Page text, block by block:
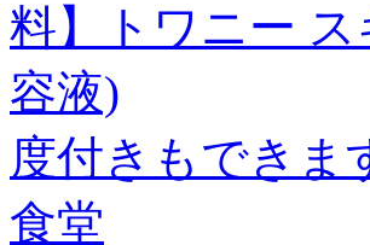
料】トワニー
容液)
度付きもできま
食堂